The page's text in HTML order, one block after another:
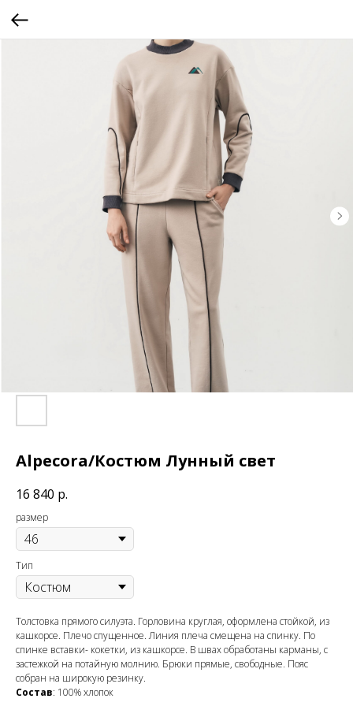
Alpecora/Костюм Лунный свет
16 840 р.
размер
Тип
Толстовка прямого силуэта. Горловина круглая, оформлена стойкой, из
кашкорсе. Плечо спущенное. Линия плеча смещена на спинку. По
спинке вставки- кокетки, из кашкорсе. В швах обработаны карманы, с
застежкой на потайную молнию. Брюки прямые, свободные. Пояс
собран на широкую резинку.
Состав: 100% хлопок